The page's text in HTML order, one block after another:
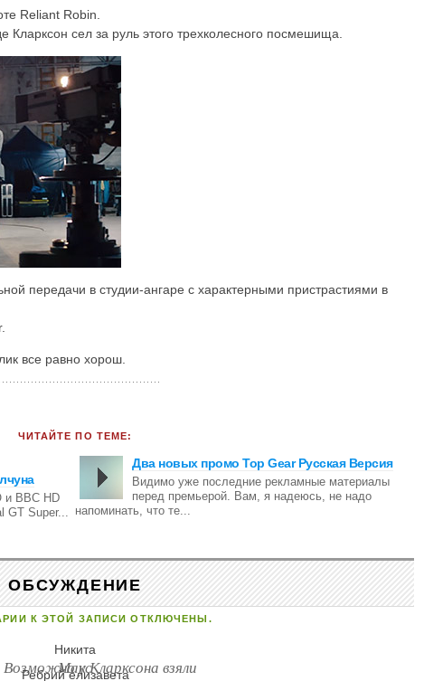
Reliant Robin.
сел за руль этого трехколесного посмешища.
передачи в студии-ангаре с характерными пристрастиями в
все равно хорош.
ЧИТАЙТЕ ПО ТЕМЕ:
и BBC HD
GT Super...
Два новых промо Top Gear Русская Версия
Видимо уже последние рекламные материалы
перед премьерой. Вам, я надеюсь, не надо
напоминать, что те...
ОБСУЖДЕНИЕ
К ЭТОЙ ЗАПИСИ ОТКЛЮЧЕНЫ.
Никита
Макс
у Кларксона взяли
Ребрий елизавета